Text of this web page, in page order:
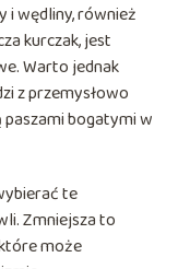
i wędliny, również
kurczak, jest
Warto jednak
z przemysłowo
bogatymi w
te
Zmniejsza to
może